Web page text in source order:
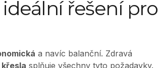
řešení pro
a navíc balanční. Zdravá
křesla splňuje všechny tyto požadavky.